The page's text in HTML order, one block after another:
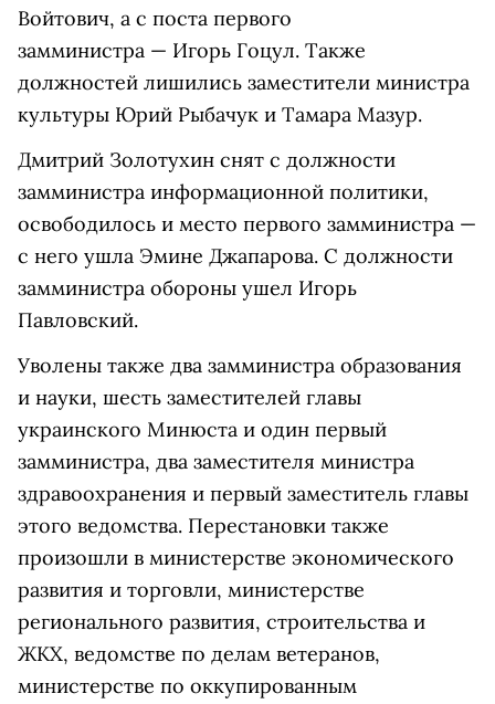
Войтович, а с поста первого
замминистра — Игорь Гоцул. Также
должностей лишились заместители министра
культуры Юрий Рыбачук и Тамара Мазур.
Дмитрий Золотухин снят с должности
замминистра информационной политики,
освободилось и место первого замминистра —
с него ушла Эмине Джапарова. С должности
замминистра обороны ушел Игорь
Павловский.
Уволены также два замминистра образования
и науки, шесть заместителей главы
украинского Минюста и один первый
замминистра, два заместителя министра
здравоохранения и первый заместитель главы
этого ведомства. Перестановки также
произошли в министерстве экономического
развития и торговли, министерстве
регионального развития, строительства и
ЖКХ, ведомстве по делам ветеранов,
министерстве по оккупированным